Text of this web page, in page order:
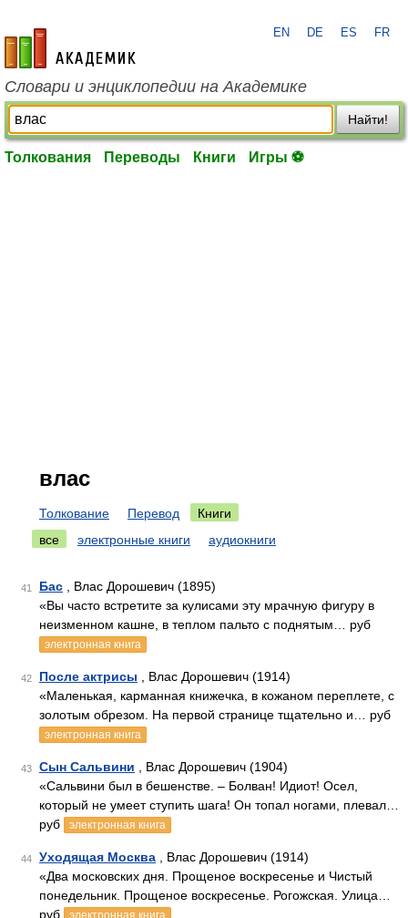
academic.ru
EN DE ES FR
Словари и энциклопедии на Академике
Найти!
Толкования Переводы Книги Игры ⚽
влас
Толкование Перевод
Книги
все
электронные книги аудиокниги
41 Бас , Влас Дорошевич (1895)
«Вы часто встретите за кулисами эту мрачную фигуру в
неизменном кашне, в теплом пальто с поднятым… руб
электронная книга
42 После актрисы , Влас Дорошевич (1914)
«Маленькая, карманная книжечка, в кожаном переплете, с
золотым обрезом. На первой странице тщательно и… руб
электронная книга
43 Сын Сальвини , Влас Дорошевич (1904)
«Сальвини был в бешенстве. – Болван! Идиот! Осел,
который не умеет ступить шага! Он топал ногами, плевал…
руб
электронная книга
44 Уходящая Москва , Влас Дорошевич (1914)
«Два московских дня. Прощеное воскресенье и Чистый
понедельник. Прощеное воскресенье. Рогожская. Улица…
руб
электронная книга